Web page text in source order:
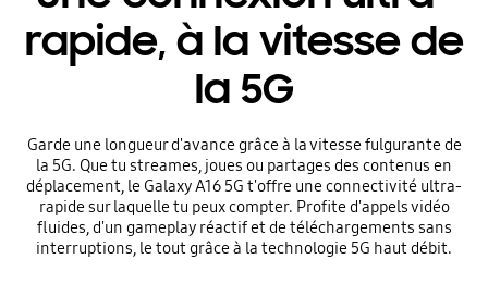
rapide, à la vitesse de
la 5G
Garde une longueur d'avance grâce à la vitesse fulgurante de
la 5G. Que tu streames, joues ou partages des contenus en
déplacement, le Galaxy A16 5G t'offre une connectivité ultra-
rapide sur laquelle tu peux compter. Profite d'appels vidéo
fluides, d'un gameplay réactif et de téléchargements sans
interruptions, le tout grâce à la technologie 5G haut débit.